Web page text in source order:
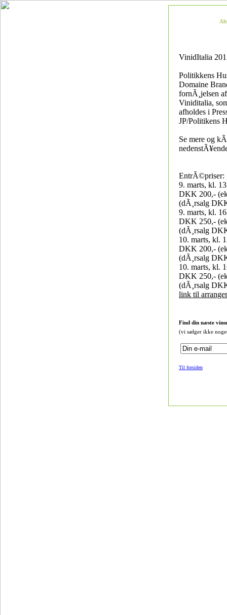
VinidItalia
Politikkens
Domaine
fornÃ¸jelsen
Viniditalia,
afholdes i
JP/Politikens
Se mere og
EntrÃ©priser:
9. marts, kl.
DKK 200,-
(dÃ¸rsalg
9. marts, kl.
DKK 250,-
(dÃ¸rsalg
10. marts, kl.
DKK 200,-
(dÃ¸rsalg
10. marts, kl.
DKK 250,-
(dÃ¸rsalg
link til
Find din næste
(vi sælger ikke
Til forsiden